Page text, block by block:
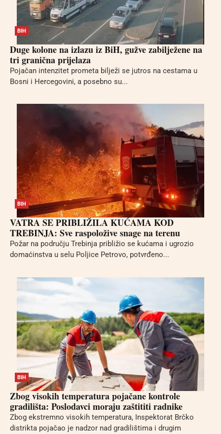
BIH
Duge kolone na izlazu iz BiH, gužve zabilježene na
tri granična prijelaza
Pojačan intenzitet prometa bilježi se jutros na cestama u
Bosni i Hercegovini, a posebno su...
BIH
VATRA SE PRIBLIŽILA KUĆAMA KOD
TREBINJA: Sve raspoložive snage na terenu
Požar na području Trebinja približio se kućama i ugrozio
domaćinstva u selu Poljice Petrovo, potvrđeno...
BIH
Zbog visokih temperatura pojačane kontrole
gradilišta: Poslodavci moraju zaštititi radnike
Zbog ekstremno visokih temperatura, Inspektorat Brčko
distrikta pojačao je nadzor nad gradilištima i drugim